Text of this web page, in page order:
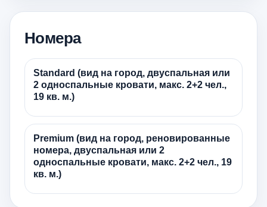
Номера
Standard (вид на город, двуспальная или
2 односпальные кровати, макс. 2+2 чел.,
19 кв. м.)
Premium (вид на город, реновированные
номера, двуспальная или 2
односпальные кровати, макс. 2+2 чел., 19
кв. м.)